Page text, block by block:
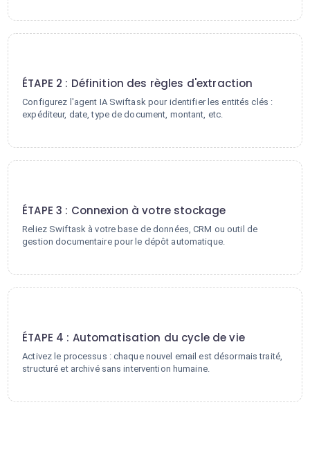
ÉTAPE 2 : Définition des règles d'extraction
Configurez l'agent IA Swiftask pour identifier les entités clés :
expéditeur, date, type de document, montant, etc.
ÉTAPE 3 : Connexion à votre stockage
Reliez Swiftask à votre base de données, CRM ou outil de
gestion documentaire pour le dépôt automatique.
ÉTAPE 4 : Automatisation du cycle de vie
Activez le processus : chaque nouvel email est désormais traité,
structuré et archivé sans intervention humaine.